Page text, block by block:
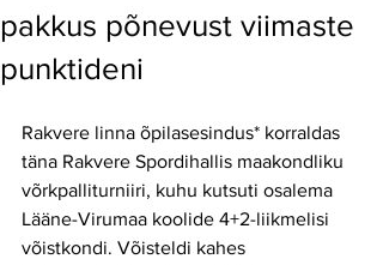
pakkus põnevust viimaste
punktideni
Rakvere linna õpilasesindus* korraldas
täna Rakvere Spordihallis maakondliku
võrkpalliturniiri, kuhu kutsuti osalema
Lääne-Virumaa koolide 4+2-liikmelisi
võistkondi. Võisteldi kahes